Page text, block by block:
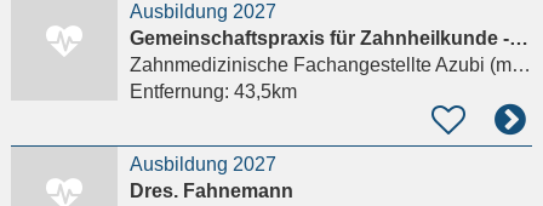
Ausbildung 2027
Gemeinschaftspraxis für Zahnheilkunde - Dres. Renner und Dr. Brückner
Zahnmedizinische Fachangestellte Azubi (m/w/d)
Entfernung: 43,5km
Ausbildung 2027
Dres. Fahnemann